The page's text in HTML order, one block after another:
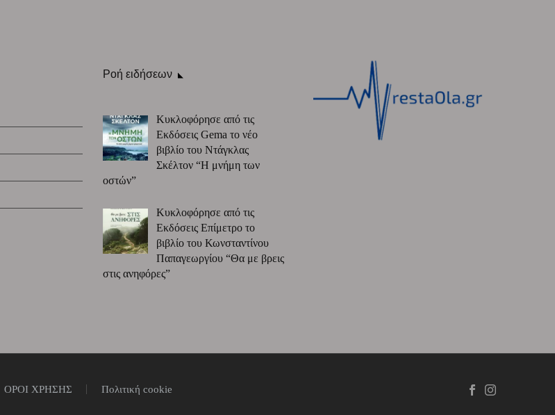
Ροή ειδήσεων
Κυκλοφόρησε από τις
Εκδόσεις Gema το νέο
βιβλίο του Ντάγκλας
Σκέλτον “Η μνήμη των
οστών”
Κυκλοφόρησε από τις
Εκδόσεις Επίμετρο το
βιβλίο του Κωνσταντίνου
Παπαγεωργίου “Θα με βρεις
στις ανηφόρες”
ΟΡΟΙ ΧΡΗΣΗΣ Πολιτική cookie